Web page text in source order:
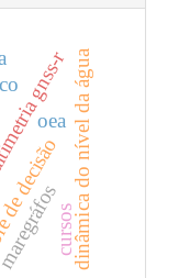
gnss-rdinâmica do nível da água
oea
cursos